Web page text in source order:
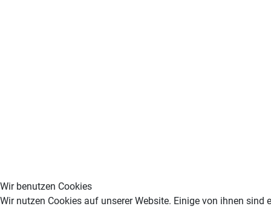
Wir benutzen Cookies
Wir nutzen Cookies auf unserer Website. Einige von ihnen sind